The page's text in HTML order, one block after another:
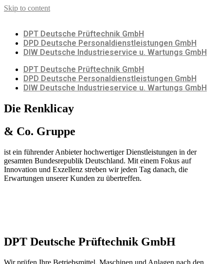
Skip to content
DPT Deutsche Prüftechnik GmbH
DPD Deutsche Personaldienstleistungen GmbH
DIW Deutsche Industrieservice u. Wartungs GmbH
DPT Deutsche Prüftechnik GmbH
DPD Deutsche Personaldienstleistungen GmbH
DIW Deutsche Industrieservice u. Wartungs GmbH
Die Renklicay
& Co. Gruppe
ist ein führender Anbieter hochwertiger Dienstleistungen in der
gesamten Bundesrepublik Deutschland. Mit einem Fokus auf
Innovation und Exzellenz streben wir jeden Tag danach, die
Erwartungen unserer Kunden zu übertreffen.
DPT Deutsche Prüftechnik GmbH
Wir prüfen Ihre Betriebsmittel, Maschinen und Anlagen nach den